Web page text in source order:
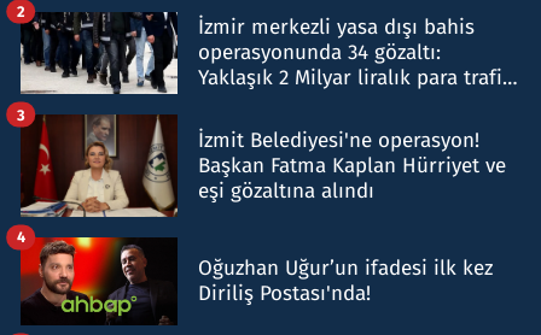
İzmir merkezli yasa dışı bahis
operasyonunda 34 gözaltı:
Yaklaşık 2 Milyar liralık para trafiği
2
İzmit Belediyesi'ne operasyon!
Başkan Fatma Kaplan Hürriyet ve
eşi gözaltına alındı
3
Oğuzhan Uğur’un ifadesi ilk kez
Diriliş Postası'nda!
4